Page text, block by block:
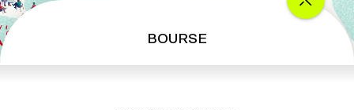
BOURSE